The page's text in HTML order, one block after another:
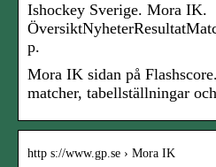
Ishockey Sverige. Mora IK.
p.
Mora IK sidan på
matcher, tabellställningar
http s://www.gp.se › Mora IK